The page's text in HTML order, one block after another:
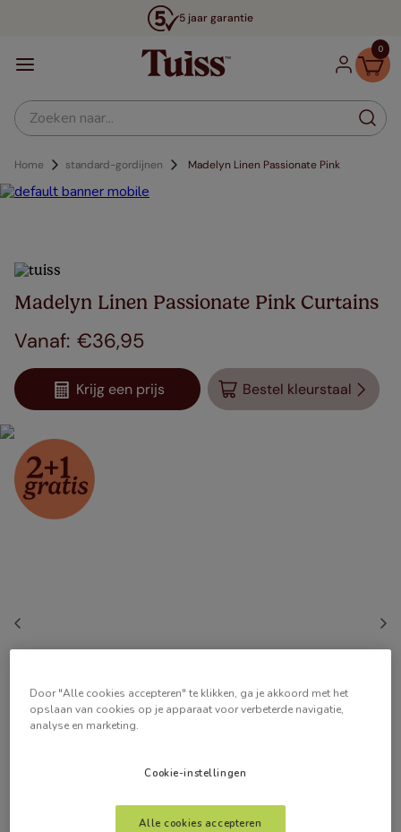
5 jaar garantie
0
Zoeken naar...
Home standard-gordijnen Madelyn Linen Passionate Pink
Madelyn Linen Passionate Pink Curtains
€36,95
Krijg een prijs Bestel kleurstaal
Door "Alle cookies accepteren" te klikken, ga je akkoord met het
opslaan van cookies op je apparaat voor verbeterde navigatie,
analyse en marketing.
Cookie-instellingen
Alle cookies accepteren